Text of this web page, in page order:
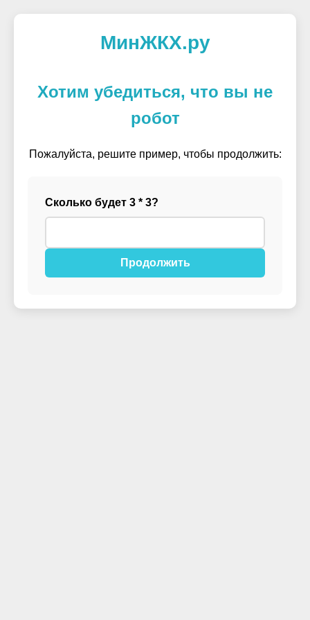
МинЖКХ.ру
Хотим убедиться, что вы не
робот
Пожалуйста, решите пример, чтобы продолжить:
Сколько будет 3 * 3?
Продолжить